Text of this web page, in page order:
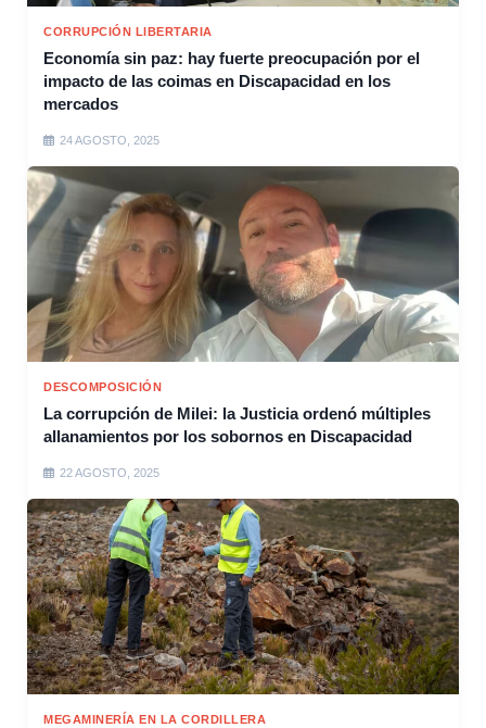
CORRUPCIÓN LIBERTARIA
Economía sin paz: hay fuerte preocupación por el
impacto de las coimas en Discapacidad en los
mercados
24 AGOSTO, 2025
DESCOMPOSICIÓN
La corrupción de Milei: la Justicia ordenó múltiples
allanamientos por los sobornos en Discapacidad
22 AGOSTO, 2025
MEGAMINERÍA EN LA CORDILLERA